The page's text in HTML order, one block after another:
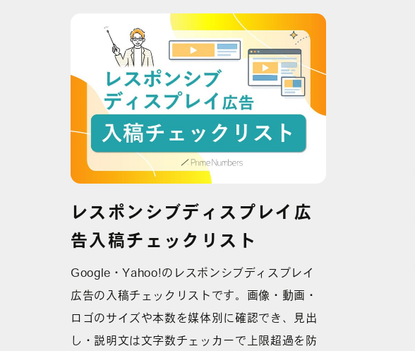
レスポンシブディスプレイ広
告入稿チェックリスト
Google・Yahoo!のレスポンシブディスプレイ
広告の入稿チェックリストです。画像・動画・
ロゴのサイズや本数を媒体別に確認でき、見出
し・説明文は文字数チェッカーで上限超過を防